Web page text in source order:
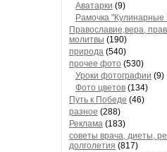
Аватарки (9)
Рамочка
Православие,вера,
молитвы (190)
природа (540)
прочее фото (530)
Уроки фотографии (9)
Фото цветов (134)
Путь к Победе (46)
разное (288)
Реклама (183)
советы врача, диеты,
долголетия (817)